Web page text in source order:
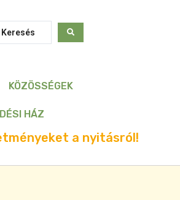
KÖZÖSSÉGEK
HÁZ
a nyitásról!